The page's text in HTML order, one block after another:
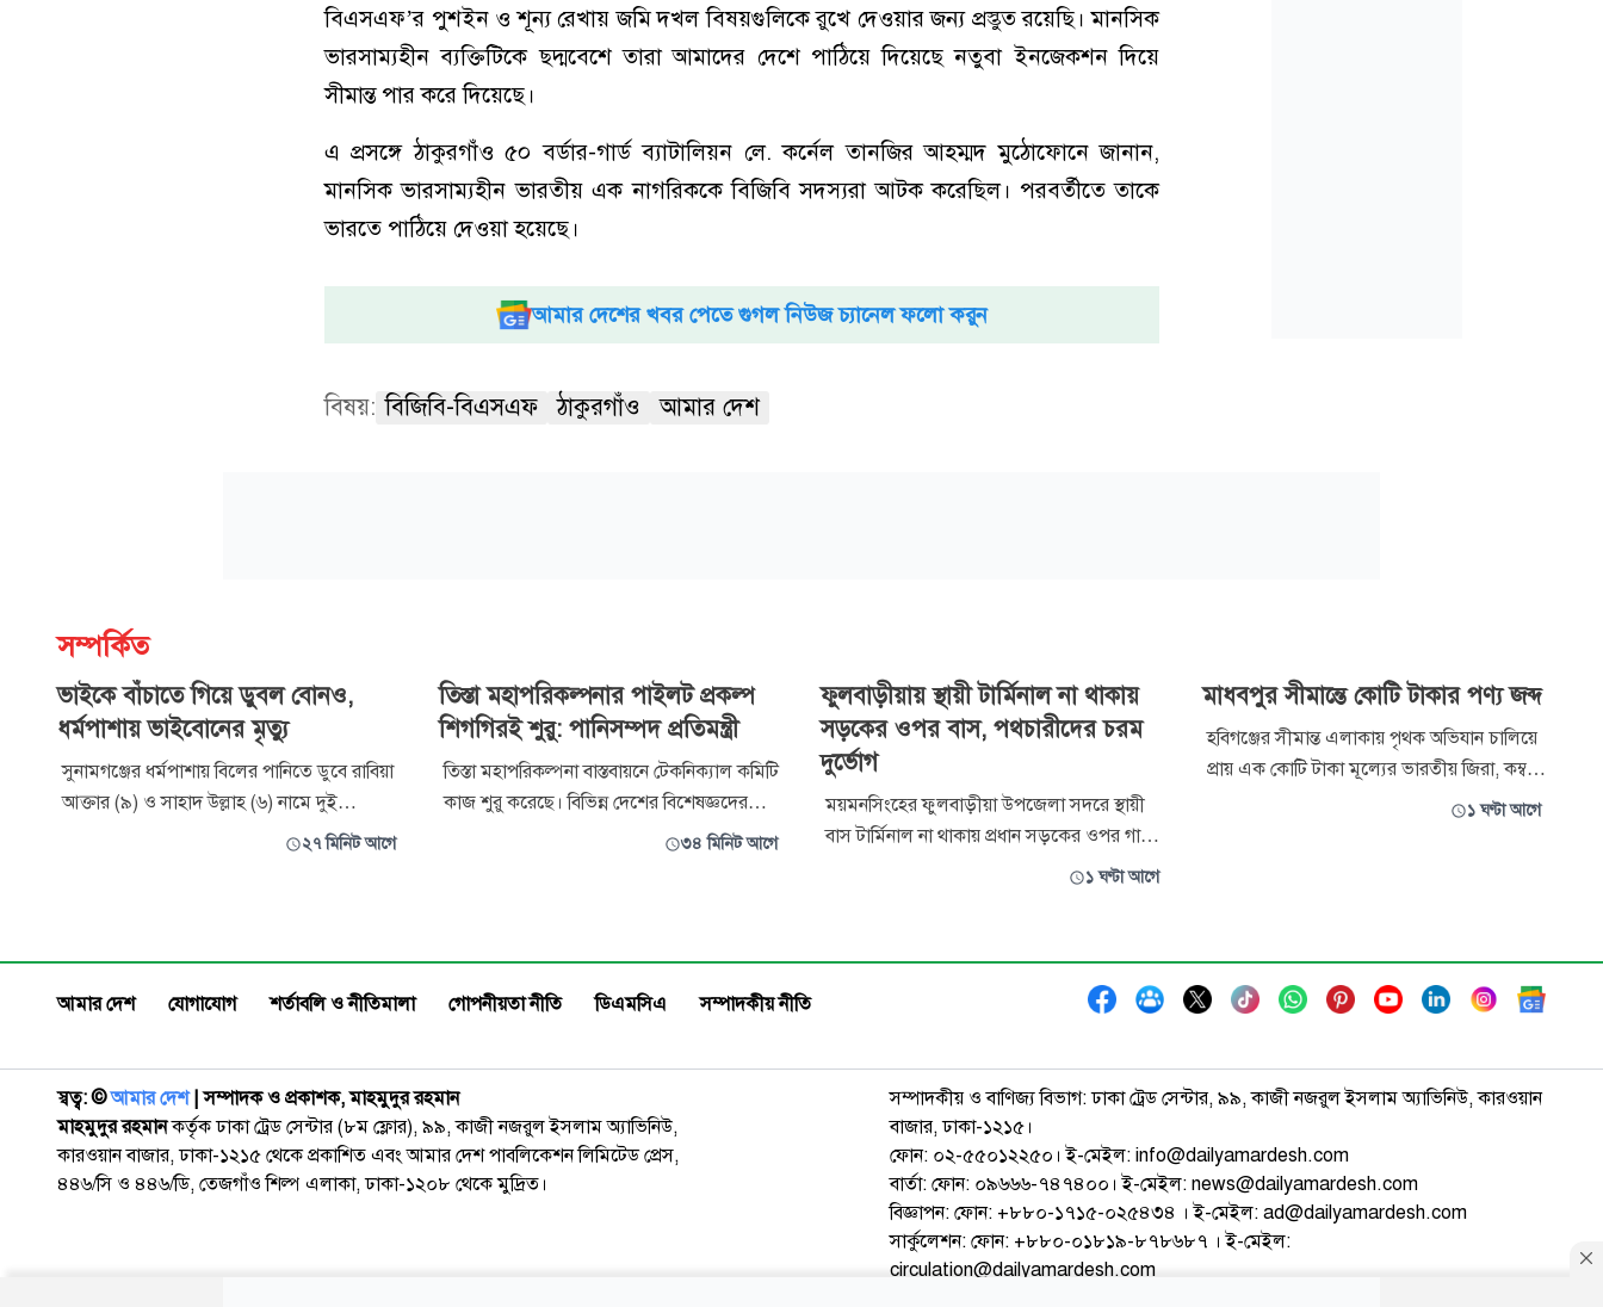
বিএসএফ’র পুশইন ও শূন্য রেখায় জমি দখল বিষয়গুলিকে রুখে দেওয়ার জন্য প্রস্তুত রয়েছি। মানসিক
ভারসাম্যহীন ব্যক্তিটিকে ছদ্মবেশে তারা আমাদের দেশে পাঠিয়ে দিয়েছে নতুবা ইনজেকশন দিয়ে
সীমান্ত পার করে দিয়েছে।
এ প্রসঙ্গে ঠাকুরগাঁও ৫০ বর্ডার-গার্ড ব্যাটালিয়ন লে. কর্নেল তানজির আহম্মদ মুঠোফোনে জানান,
মানসিক ভারসাম্যহীন ভারতীয় এক নাগরিককে বিজিবি সদস্যরা আটক করেছিল। পরবর্তীতে তাকে
ভারতে পাঠিয়ে দেওয়া হয়েছে।
আমার দেশের খবর পেতে গুগল নিউজ চ্যানেল ফলো করুন
বিষয়: বিজিবি-বিএসএফ ঠাকুরগাঁও আমার দেশ
সম্পর্কিত
ভাইকে বাঁচাতে গিয়ে ডুবল বোনও,
ধর্মপাশায় ভাইবোনের মৃত্যু
সুনামগঞ্জের ধর্মপাশায় বিলের পানিতে ডুবে রাবিয়া
আক্তার (৯) ও সাহাদ উল্লাহ (৬) নামে দুই
ভাইবোনের মর্মান্তিক মৃত্যু হয়েছে। শনিবার বিকেল
সাহাদ উল্লাহ ওই গ্রামের স
২৭ মিনিট আগে
তিস্তা মহাপরিকল্পনার পাইলট প্রকল্প
শিগগিরই শুরু: পানিসম্পদ প্রতিমন্ত্রী
তিস্তা মহাপরিকল্পনা বাস্তবায়নে টেকনিক্যাল কমিটি
কাজ শুরু করেছে। বিভিন্ন দেশের বিশেষজ্ঞদের
পরামর্শ নেওয়া হচ্ছে। অল্প কিছুদিনের মধ্যেই
চিলমারী, উলিপুর, রৌমারী ও রা
৩৪ মিনিট আগে
ফুলবাড়ীয়ায় স্থায়ী টার্মিনাল না থাকায়
সড়কের ওপর বাস, পথচারীদের চরম
দুর্ভোগ
ময়মনসিংহের ফুলবাড়ীয়া উপজেলা সদরে স্থায়ী
বাস টার্মিনাল না থাকায় প্রধান সড়কের ওপর গাড়ি
পার্কিং করে রাখা হয়। উপজেলা পরিষদ থেকে
টার্মিনাল ও সিএনজিচালিত অটোরিকশার স্টেশন।
১ ঘণ্টা আগে
মাধবপুর সীমান্তে কোটি টাকার পণ্য জব্দ
হবিগঞ্জের সীমান্ত এলাকায় পৃথক অভিযান চালিয়ে
প্রায় এক কোটি টাকা মূল্যের ভারতীয় জিরা, কম্বল,
ফুচকা ও মদসহ দুটি কাভার্ডভ্যান জব্দ করেছে
১ ঘণ্টা আগে
আমার দেশ যোগাযোগ শর্তাবলি ও নীতিমালা গোপনীয়তা নীতি ডিএমসিএ সম্পাদকীয় নীতি
স্বত্ব: ©️আমার দেশ| সম্পাদক ও প্রকাশক, মাহমুদুর রহমান
মাহমুদুর রহমানকর্তৃক ঢাকা ট্রেড সেন্টার (৮ম ফ্লোর), ৯৯, কাজী নজরুল ইসলাম অ্যাভিনিউ,
কারওয়ান বাজার, ঢাকা-১২১৫ থেকে প্রকাশিত এবং আমার দেশ পাবলিকেশন লিমিটেড প্রেস,
৪৪৬/সি ও ৪৪৬/ডি, তেজগাঁও শিল্প এলাকা, ঢাকা-১২০৮ থেকে মুদ্রিত।
সম্পাদকীয় ও বাণিজ্য বিভাগ: ঢাকা ট্রেড সেন্টার, ৯৯, কাজী নজরুল ইসলাম অ্যাভিনিউ, কারওয়ান
বাজার, ঢাকা-১২১৫।
ফোন: ০২-৫৫০১২২৫০। ই-মেইল: info@dailyamardesh.com
বার্তা: ফোন: ০৯৬৬৬-৭৪৭৪০০। ই-মেইল: news@dailyamardesh.com
বিজ্ঞাপন: ফোন: +৮৮০-১৭১৫-০২৫৪৩৪ । ই-মেইল: ad@dailyamardesh.com
সার্কুলেশন: ফোন: +৮৮০-০১৮১৯-৮৭৮৬৮৭ । ই-মেইল:
circulation@dailyamardesh.com